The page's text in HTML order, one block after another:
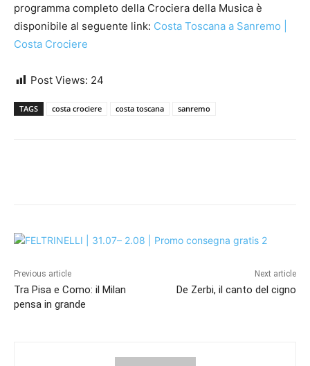
programma completo della Crociera della Musica è
disponibile al seguente link: Costa Toscana a Sanremo |
Costa Crociere
Post Views: 24
TAGS costa crociere costa toscana sanremo
Previous article
Tra Pisa e Como: il Milan
pensa in grande
Next article
De Zerbi, il canto del cigno